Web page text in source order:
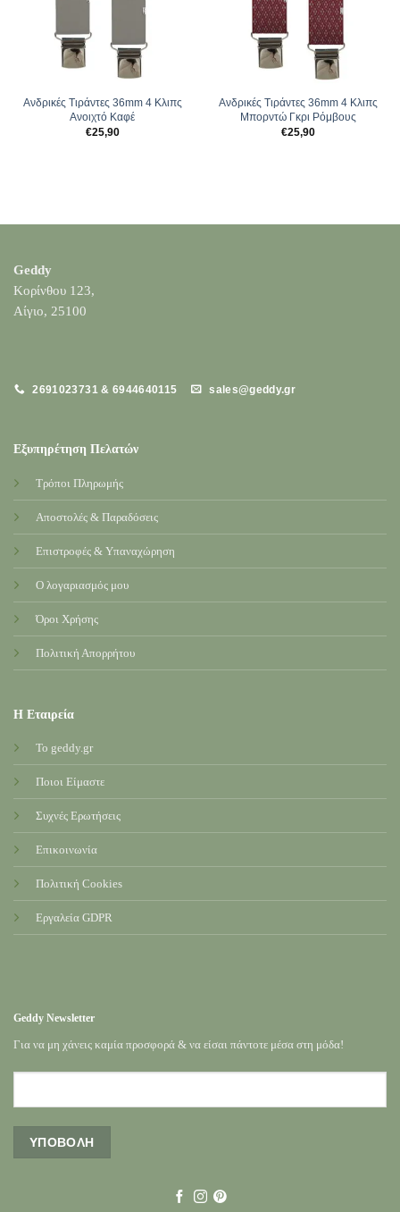
Ανδρικές Tιράντες 36mm 4 Κλιπς
Ανοιχτό Καφέ
€25,90
Ανδρικές Tιράντες 36mm 4 Κλιπς
Μπορντώ Γκρι Ρόμβους
€25,90
Geddy
Κορίνθου 123,
Αίγιο, 25100
2691023731 & 6944640115 sales@geddy.gr
Εξυπηρέτηση Πελατών
Τρόποι Πληρωμής
Αποστολές & Παραδόσεις
Επιστροφές & Υπαναχώρηση
Ο λογαριασμός μου
Όροι Χρήσης
Πολιτική Απορρήτου
Η Εταιρεία
Το geddy.gr
Ποιοι Είμαστε
Συχνές Ερωτήσεις
Επικοινωνία
Πολιτική Cookies
Εργαλεία GDPR
Geddy Newsletter
Για να μη χάνεις καμία προσφορά & να είσαι πάντοτε μέσα στη μόδα!